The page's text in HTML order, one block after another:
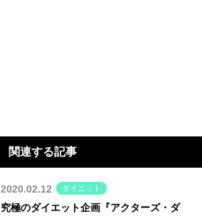
関連する記事
2020.02.12 ダイエット
究極のダイエット企画『アクターズ・ダ